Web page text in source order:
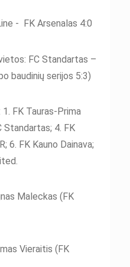
- FK Arsenalas 4:0
FC Standartas –
baudinių serijos 5:3)
FK Tauras-Prima
Standartas; 4. FK
6. FK Kauno Dainava;
Maleckas (FK
Vieraitis (FK